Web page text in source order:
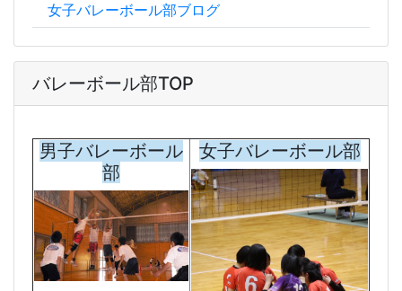
女子バレーボール部ブログ
バレーボール部TOP
男子バレーボール
部
女子バレーボール部